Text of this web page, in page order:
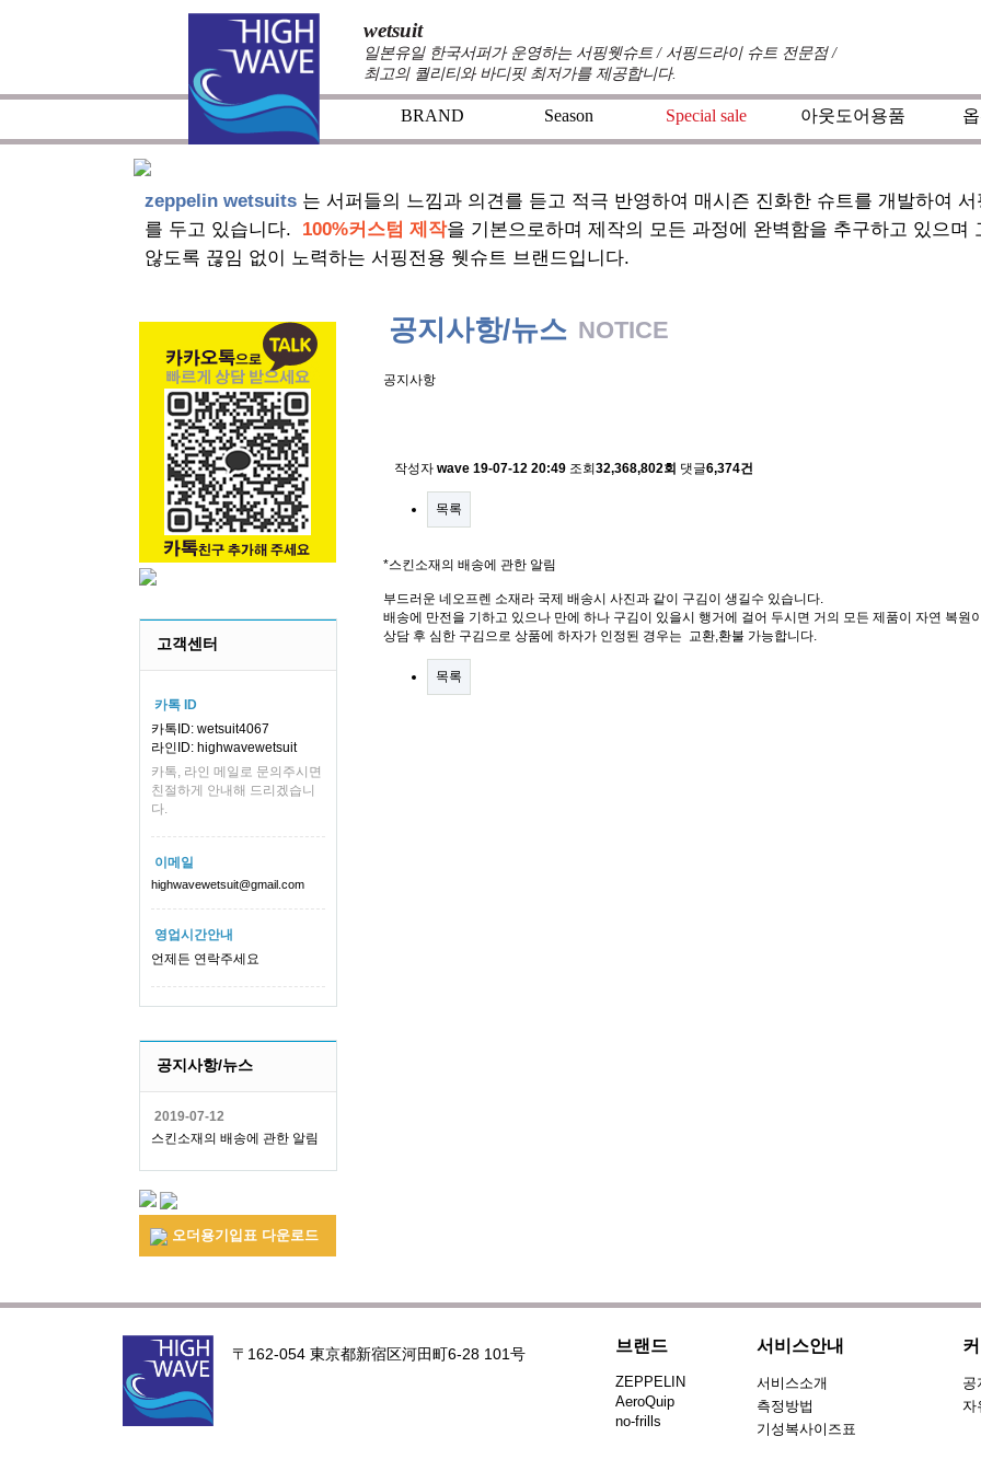
wetsuit
일본유일 한국서퍼가 운영하는 서핑웻슈트 / 서핑드라이 슈트 전문점 /
최고의 퀄리티와 바디핏 최저가를 제공합니다.
BRAND Season Special sale 아웃도어용품
zeppelin wetsuits 는 서퍼들의 느낌과 의견를 듣고 적극 반영하여 매시즌 진화한 슈트를 개발하여
를 두고 있습니다. 100%커스텀 제작을 기본으로하며 제작의 모든 과정에 완벽함을 추구하고 있으며
않도록 끊임 없이 노력하는 서핑전용 웻슈트 브랜드입니다.
고객센터
카톡 ID
카톡ID: wetsuit4067
라인ID: highwavewetsuit
카톡, 라인 메일로 문의주시면
친절하게 안내해 드리겠습니
다.
이메일
highwavewetsuit@gmail.com
영업시간안내
언제든 연락주세요
공지사항/뉴스
2019-07-12
스킨소재의 배송에 관한 알림
오더용기입표 다운로드
공지사항/뉴스 NOTICE
공지사항
작성자 wave 19-07-12 20:49 조회 32,368,802회 댓글6,374건
목록
*스킨소재의 배송에 관한 알림
부드러운 네오프렌 소재라 국제 배송시 사진과 같이 구김이 생길수 있습니다.
배송에 만전을 기하고 있으나 만에 하나 구김이 있을시 행거에 걸어 두시면 거의 모든 제품이 자연 복원
상담 후 심한 구김으로 상품에 하자가 인정된 경우는 교환,환불 가능합니다.
목록
〒162-054 東京都新宿区河田町6-28 101号 브랜드
ZEPPELIN
AeroQuip
no-frills
서비스안내
서비스소개
측정방법
기성복사이즈표
공
자